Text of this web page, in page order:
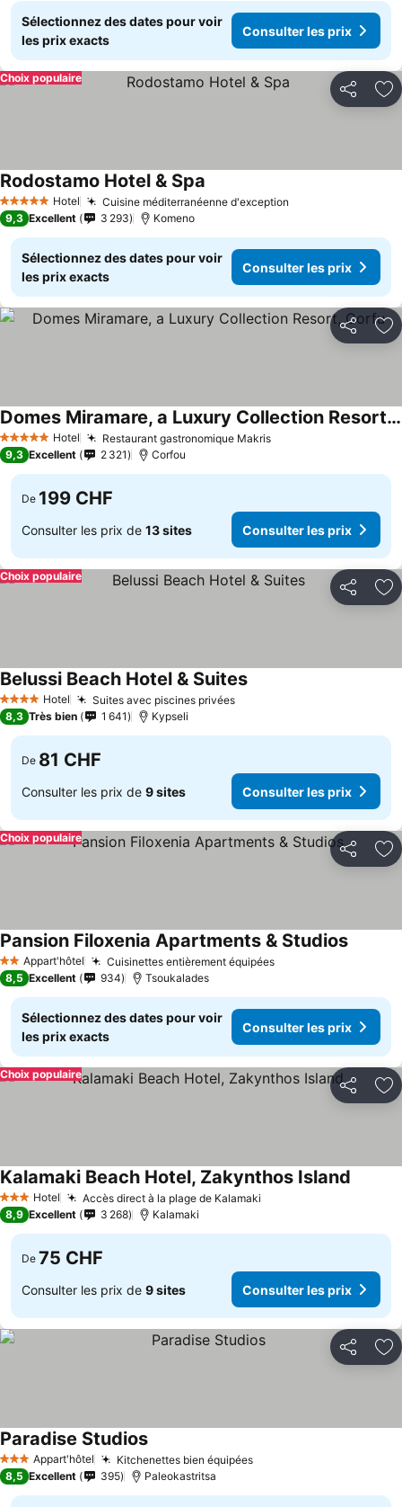
Sélectionnez des dates pour voir
les prix exacts
Consulter les prix
Partager
Choix populaire
5 Étoiles Hotel Cuisine méditerranéenne d'exception
Rodostamo Hotel & Spa
9,3 Excellent 3 293 Komeno
Sélectionnez des dates pour voir
les prix exacts
Consulter les prix
Partager
5 Étoiles Hotel Restaurant gastronomique Makris
Domes Miramare, a Luxury Collection Resort, Corfu
9,3 Excellent 2 321 Corfou
De 199 CHF
Consulter les prix de 13 sites Consulter les prix
Partager
Choix populaire
4 Étoiles Hotel Suites avec piscines privées
Belussi Beach Hotel & Suites
8,3 Très bien 1 641 Kypseli
De 81 CHF
Consulter les prix de 9 sites Consulter les prix
Partager
Choix populaire
2 ÉtoilesAppart'hôtel Cuisinettes entièrement équipées
Pansion Filoxenia Apartments & Studios
8,5 Excellent 934 Tsoukalades
Sélectionnez des dates pour voir
les prix exacts
Consulter les prix
Partager
Choix populaire
3 ÉtoilesHotel Accès direct à la plage de Kalamaki
Kalamaki Beach Hotel, Zakynthos Island
8,9 Excellent 3 268 Kalamaki
De 75 CHF
Consulter les prix de 9 sites Consulter les prix
Partager
3 ÉtoilesAppart'hôtel Kitchenettes bien équipées
Paradise Studios
8,5 Excellent 395 Paleokastritsa